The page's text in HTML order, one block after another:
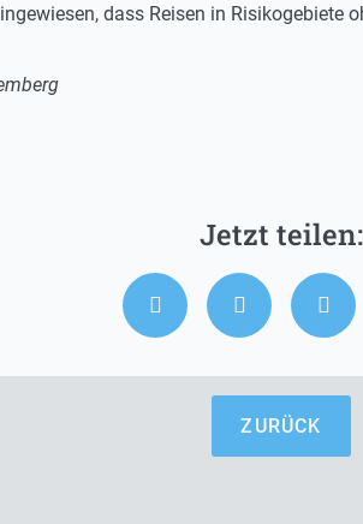
dass Reisen in Risikogebiete
ZURÜCK